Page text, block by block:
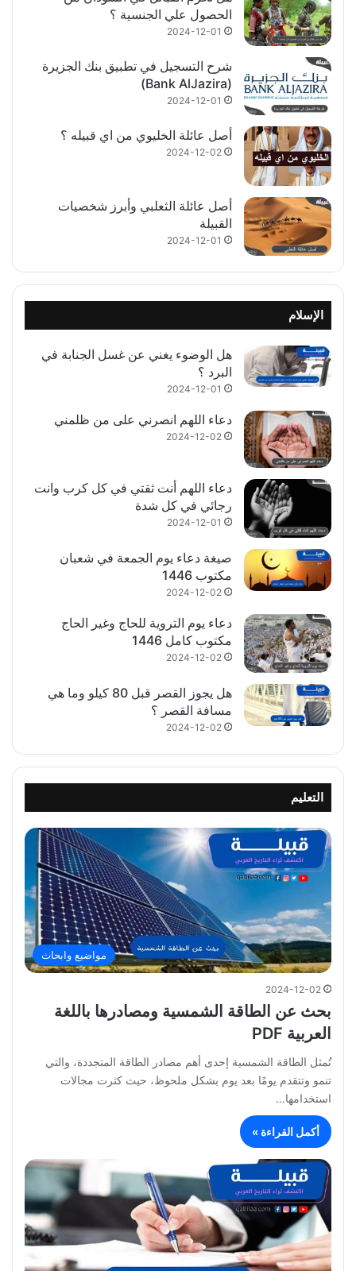
الحصول علي الجنسية ؟
2024-12-01
شرح التسجيل في تطبيق بنك الجزيرة
(Bank AlJazira‏)
2024-12-01
أصل عائلة الخليوي من اي قبيله ؟
2024-12-02
أصل عائلة الثعلبي وأبرز شخصيات
القبيلة
2024-12-01
الإسلام
هل الوضوء يغني عن غسل الجنابة في
البرد ؟
2024-12-01
دعاء اللهم انصرني على من ظلمني
2024-12-02
دعاء اللهم أنت ثقتي في كل كرب وانت
رجائي في كل شدة
2024-12-01
صيغة دعاء يوم الجمعة في شعبان
مكتوب 1446
2024-12-02
دعاء يوم التروية للحاج وغير الحاج
مكتوب كامل 1446
2024-12-02
هل يجوز القصر قبل 80 كيلو وما هي
مسافة القصر ؟
2024-12-02
التعليم
مواضيع وابحاث
2024-12-02
بحث عن الطاقة الشمسية ومصادرها باللغة
العربية PDF
تُمثل الطاقة الشمسية إحدى أهم مصادر الطاقة المتجددة، والتي
تنمو وتتقدم يومًا بعد يوم بشكل ملحوظ، حيث كثرت مجالات
استخدامها…
أكمل القراءة »